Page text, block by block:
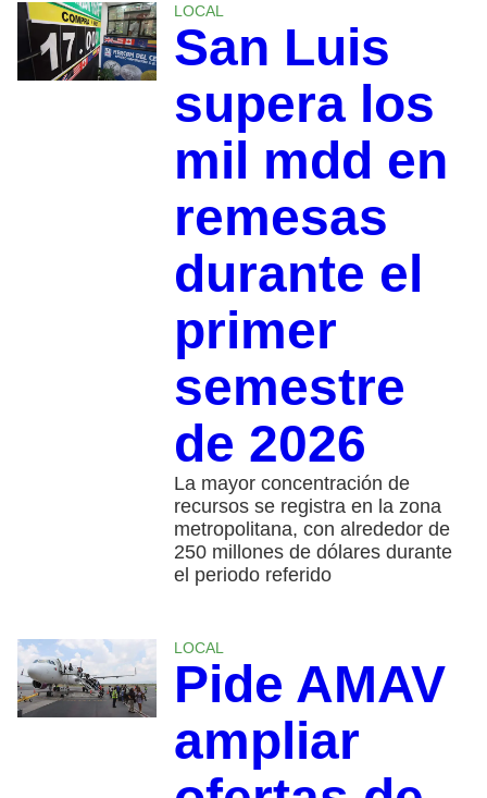
LOCAL
San Luis
supera los
mil mdd en
remesas
durante el
primer
semestre
de 2026
La mayor concentración de
recursos se registra en la zona
metropolitana, con alrededor de
250 millones de dólares durante
el periodo referido
LOCAL
Pide AMAV
ampliar